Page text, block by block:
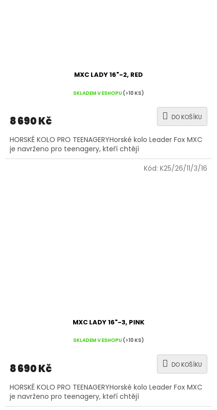
MXC LADY 16"-2, RED
SKLADEM V ESHOPU(>10 KS)
8 690 Kč DO KOŠÍKU
HORSKÉ KOLO PRO TEENAGERYHorské kolo Leader Fox MXC
je navrženo pro teenagery, kteří chtějí
MXC LADY 16"-3, PINK
SKLADEM V ESHOPU(>10 KS)
8 690 Kč DO KOŠÍKU
HORSKÉ KOLO PRO TEENAGERYHorské kolo Leader Fox MXC
je navrženo pro teenagery, kteří chtějí
Kód: K25/26/11/3/16